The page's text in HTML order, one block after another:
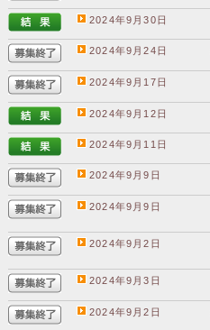
2024年9月30日
2024年9月24日
2024年9月17日
2024年9月12日
2024年9月11日
2024年9月9日
2024年9月9日
2024年9月2日
2024年9月3日
2024年9月2日